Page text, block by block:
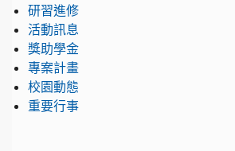
研習進修
活動訊息
獎助學金
專案計畫
校園動態
重要行事